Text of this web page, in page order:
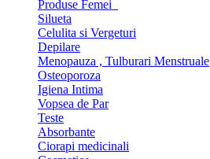
Produse Femei
Silueta
Celulita si Vergeturi
Depilare
Menopauza , Tulburari Menstruale
Osteoporoza
Igiena Intima
Vopsea de Par
Teste
Absorbante
Ciorapi medicinali